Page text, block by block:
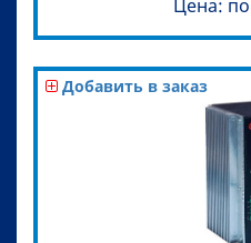
Цена:
Добавить в заказ